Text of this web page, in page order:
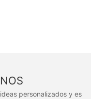
personalizados y es